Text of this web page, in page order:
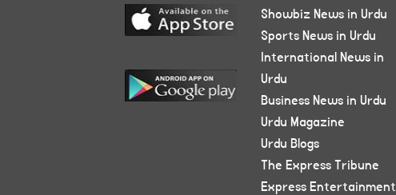
Showbiz News in Urdu
Sports News in Urdu
International News in
Urdu
Business News in Urdu
Urdu Magazine
Urdu Blogs
The Express Tribune
Express Entertainment